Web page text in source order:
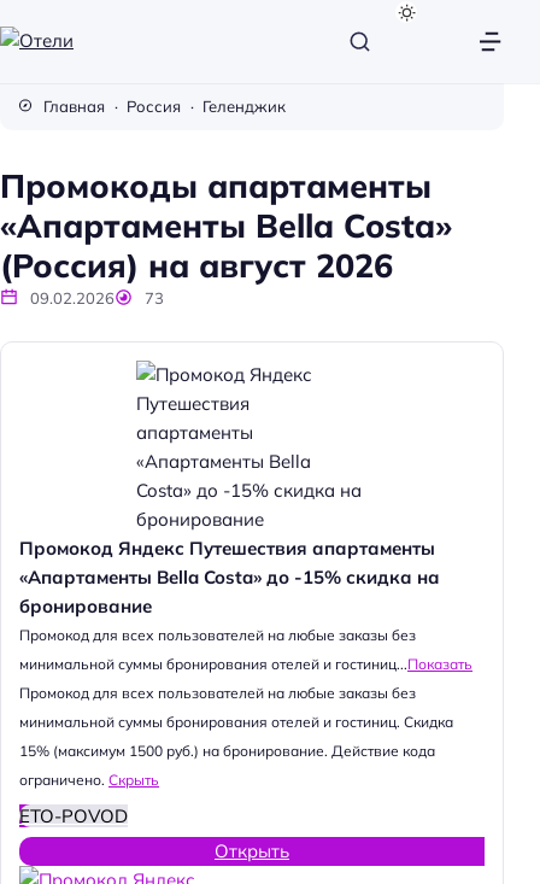
и
Главная Россия Геленджик
Промокоды апартаменты
«Апартаменты Bella Costa»
(Россия) на август 2026
09.02.2026 73
Промокод Яндекс Путешествия апартаменты
«Апартаменты Bella Costa» до -15% скидка на
бронирование
Промокод для всех пользователей на любые заказы без
минимальной суммы бронирования отелей и гостиниц...Показать
Промокод для всех пользователей на любые заказы без
минимальной суммы бронирования отелей и гостиниц. Скидка
15% (максимум 1500 руб.) на бронирование. Действие кода
ограничено. Скрыть
ETO-POVOD
Открыть